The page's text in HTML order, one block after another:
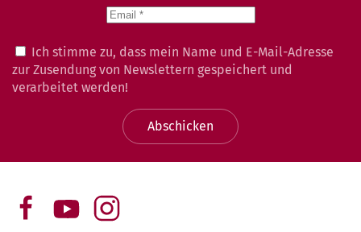
Ich stimme zu, dass mein Name und E-Mail-Adresse
zur Zusendung von Newslettern gespeichert und
verarbeitet werden!
Abschicken